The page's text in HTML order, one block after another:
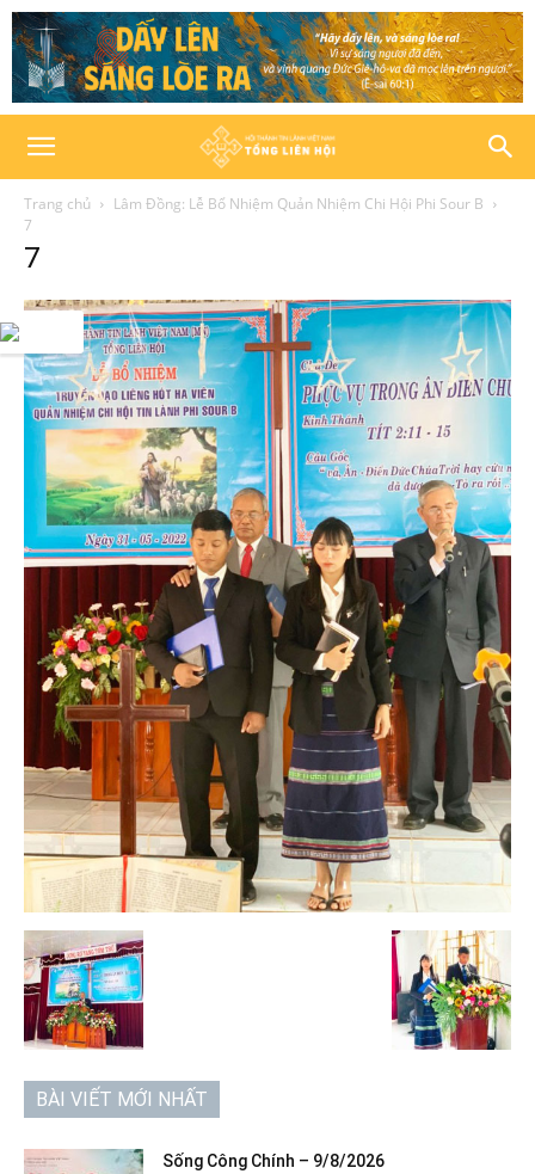
Trang chủ
Lâm Đồng: Lễ Bổ Nhiệm Quản Nhiệm Chi Hội Phi Sour B
7
7
BÀI VIẾT MỚI NHẤT
Sống Công Chính – 9/8/2026